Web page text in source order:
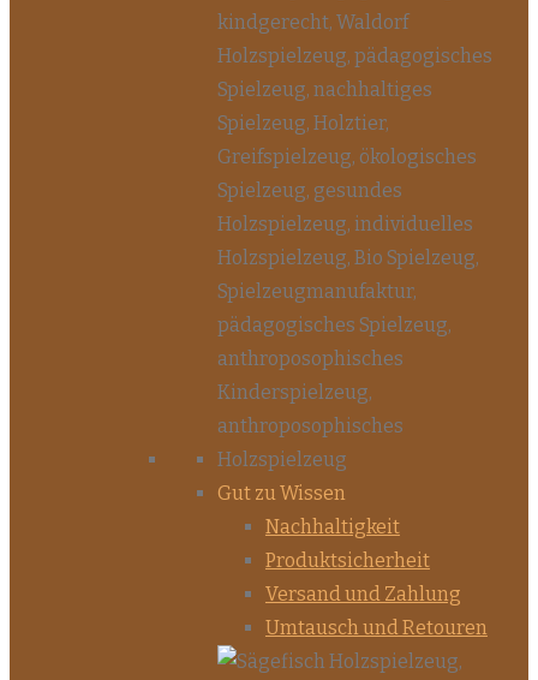
Gut zu Wissen
Nachhaltigkeit
Produktsicherheit
Versand und Zahlung
Umtausch und Retouren